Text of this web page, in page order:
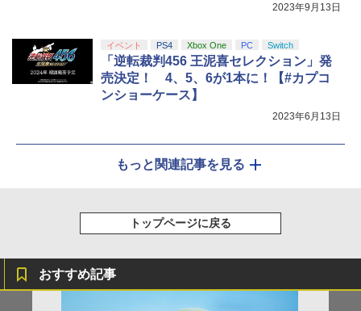
2023年9月13日
イベント PS4 Xbox One PC Switch
「逆転裁判456 王泥喜セレクション」発
売決定！ 4、5、6が1本に！【#カプコ
ンショーケース】
2023年6月13日
もっと関連記事を見る
トップページに戻る
おすすめ記事